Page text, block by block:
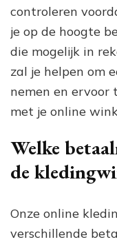
controleren
je op de hoogte
die mogelijk in
zal je helpen om
nemen en ervoor
met je online
Welke
de
Onze online
verschillende